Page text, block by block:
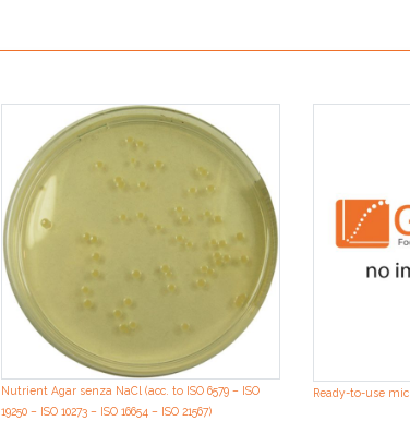
Nutrient Agar senza NaCl (acc. to ISO 6579 – ISO
19250 – ISO 10273 – ISO 16654 – ISO 21567)
Ready-to-use